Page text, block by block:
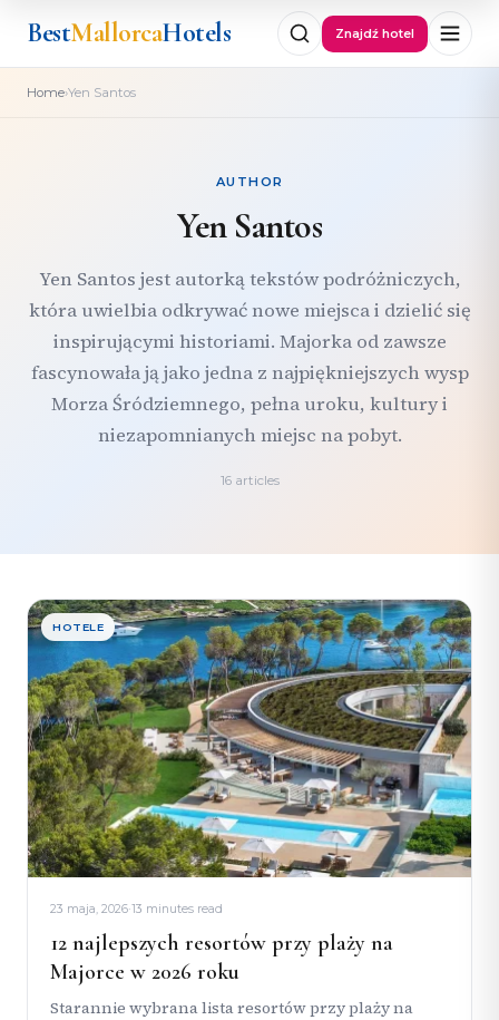
BestMallorcaHotels Znajdź hotel
Home›Yen Santos
AUTHOR
Yen Santos
Yen Santos jest autorką tekstów podróżniczych,
która uwielbia odkrywać nowe miejsca i dzielić się
inspirującymi historiami. Majorka od zawsze
fascynowała ją jako jedna z najpiękniejszych wysp
Morza Śródziemnego, pełna uroku, kultury i
niezapomnianych miejsc na pobyt.
16 articles
HOTELE
23 maja, 2026·13 minutes read
12 najlepszych resortów przy plaży na
Majorce w 2026 roku
Starannie wybrana lista resortów przy plaży na